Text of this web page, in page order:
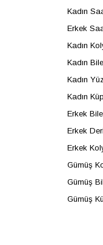
Kadın
Erkek
Kadın
Kadın
Kadın
Kadın
Erkek
Erkek
Erkek
Gümüş
Gümüş
Gümüş